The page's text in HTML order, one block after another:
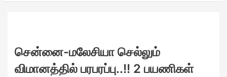
சென்னை-மலேசியா செல்லும்
விமானத்தில் பரபரப்பு..!! 2 பயணிகள்